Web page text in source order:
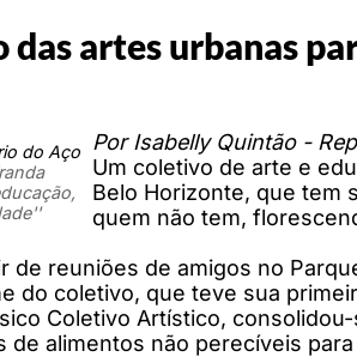
artes urbanas
do Aço
Por Isabelly Quintão -
Um coletivo de arte e
Belo Horizonte, que tem
quem não tem,
de reuniões de amigos no
do coletivo, que teve sua
Coletivo Artístico,
alimentos não perecíveis para